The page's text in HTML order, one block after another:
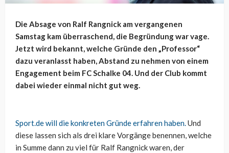
Die Absage von Ralf Rangnick am vergangenen
Samstag kam überraschend, die Begründung war vage.
Jetzt wird bekannt, welche Gründe den „Professor“
dazu veranlasst haben, Abstand zu nehmen von einem
Engagement beim FC Schalke 04. Und der Club kommt
dabei wieder einmal nicht gut weg.
Sport.de will die konkreten Gründe erfahren haben.Und
diese lassen sich als drei klare Vorgänge benennen, welche
in Summe dann zu viel für Ralf Rangnick waren, der